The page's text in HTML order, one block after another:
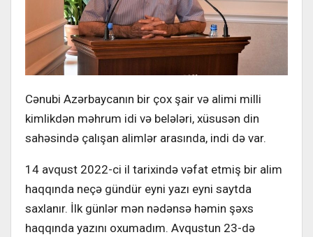
Cənubi Azərbaycanın bir çox şair və alimi milli
kimlikdən məhrum idi və belələri, xüsusən din
sahəsində çalışan alimlər arasında, indi də var.
14 avqust 2022-ci il tarixində vəfat etmiş bir alim
haqqında neçə gündür eyni yazı eyni saytda
saxlanır. İlk günlər mən nədənsə həmin şəxs
haqqında yazını oxumadım. Avqustun 23-də